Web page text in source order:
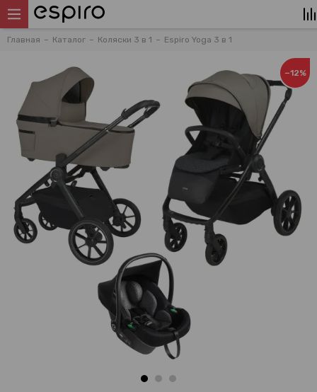
Главная Каталог Коляски 3 в 1 Espiro Yoga 3 в 1
−12%